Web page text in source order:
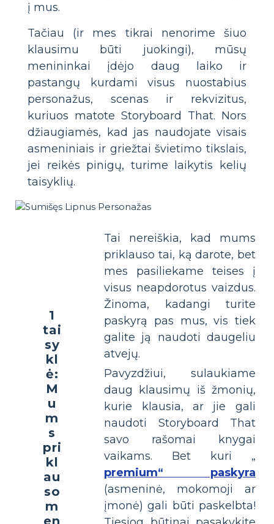
į mus.
Tačiau (ir mes tikrai nenorime šiuo
klausimu būti juokingi), mūsų
menininkai įdėjo daug laiko ir
pastangų kurdami visus nuostabius
personažus, scenas ir rekvizitus,
kuriuos matote Storyboard That. Nors
džiaugiamės, kad jas naudojate visais
asmeniniais ir griežtai švietimo tikslais,
jei reikės pinigų, turime laikytis kelių
taisyklių.
1
tai
sy
kl
ė:
M
u
m
s
pri
kl
au
so
m
en
Tai nereiškia, kad mums
priklauso tai, ką darote, bet
mes pasiliekame teises į
visus neapdorotus vaizdus.
Žinoma, kadangi turite
paskyrą pas mus, vis tiek
galite ją naudoti daugeliu
atvejų.
Pavyzdžiui, sulaukiame
daug klausimų iš žmonių,
kurie klausia, ar jie gali
naudoti Storyboard That
savo rašomai knygai
vaikams. Bet kuri „
premium“ paskyra
(asmeninė, mokomoji ar
įmonė) gali būti paskelbta!